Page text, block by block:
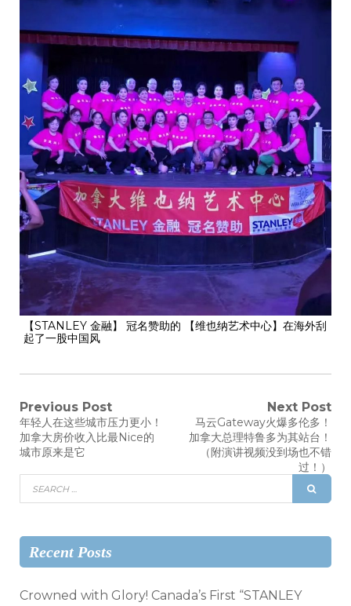
【STANLEY 金融】 冠名赞助的 【维也纳艺术中心】在海外刮
起了一股中国风
Previous Post
年轻人在这些城市压力更小！
加拿大房价收入比最Nice的
城市原来是它
Next Post
马云Gateway火爆多伦多！
加拿大总理特鲁多为其站台！
（附演讲视频没到场也不错
过！）
Recent Posts
Crowned with Glory! Canada’s First “STANLEY